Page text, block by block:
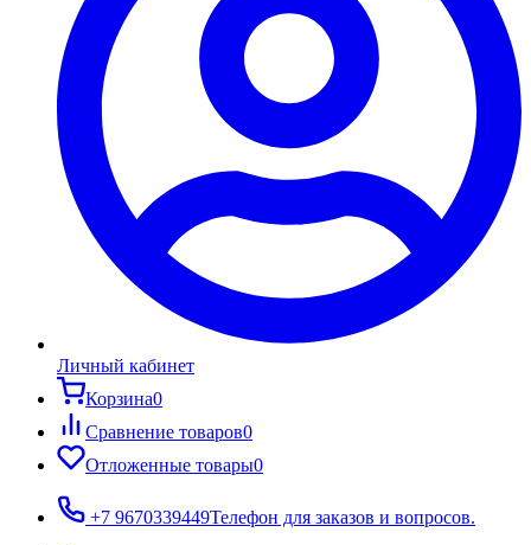
Личный кабинет
Корзина0
Сравнение товаров0
Отложенные товары0
+7 9670339449Телефон для заказов и вопросов.